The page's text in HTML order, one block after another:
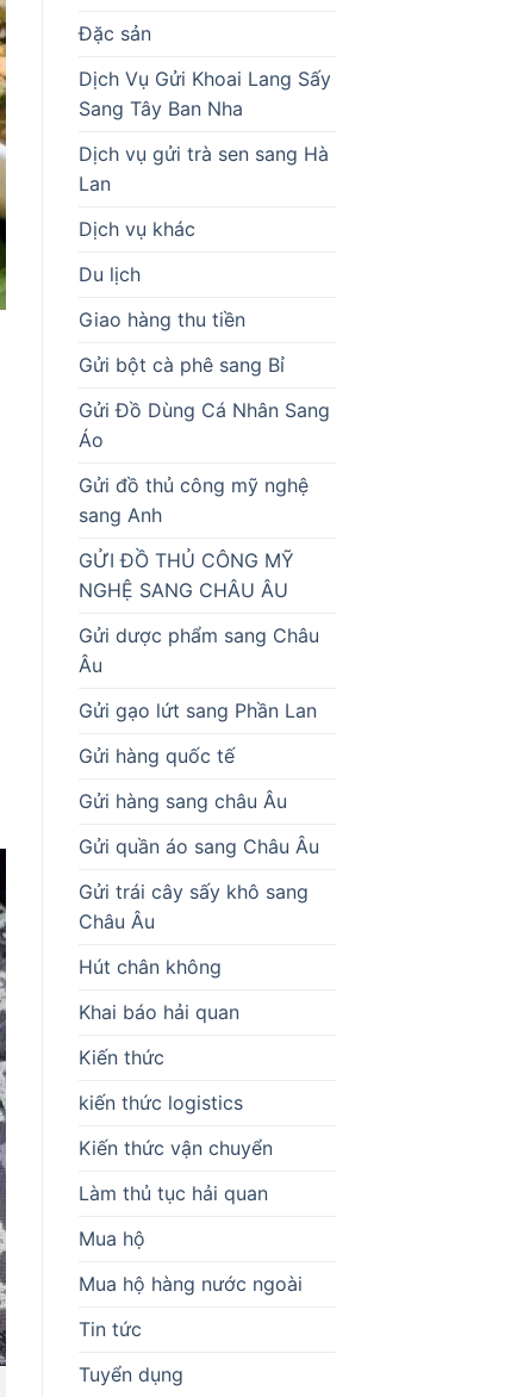
Đặc sản
Dịch Vụ Gửi Khoai Lang Sấy
Sang Tây Ban Nha
Dịch vụ gửi trà sen sang Hà
Lan
Dịch vụ khác
Du lịch
Giao hàng thu tiền
Gửi bột cà phê sang Bỉ
Gửi Đồ Dùng Cá Nhân Sang
Áo
Gửi đồ thủ công mỹ nghệ
sang Anh
GỬI ĐỒ THỦ CÔNG MỸ
NGHỆ SANG CHÂU ÂU
Gửi dược phẩm sang Châu
Âu
Gửi gạo lứt sang Phần Lan
Gửi hàng quốc tế
Gửi hàng sang châu Âu
Gửi quần áo sang Châu Âu
Gửi trái cây sấy khô sang
Châu Âu
Hút chân không
Khai báo hải quan
Kiến thức
kiến thức logistics
Kiến thức vận chuyển
Làm thủ tục hải quan
Mua hộ
Mua hộ hàng nước ngoài
Tin tức
Tuyển dụng